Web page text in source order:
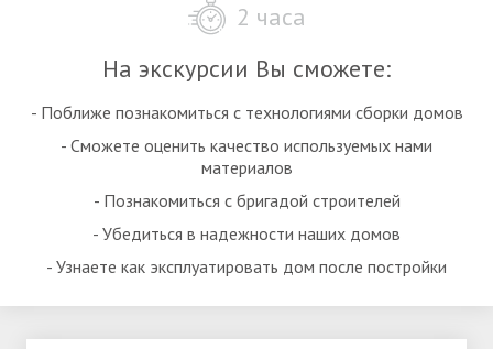
2 часа
На экскурсии Вы сможете:
- Поближе познакомиться с технологиями сборки домов
- Сможете оценить качество используемых нами
материалов
- Познакомиться с бригадой строителей
- Убедиться в надежности наших домов
- Узнаете как эксплуатировать дом после постройки